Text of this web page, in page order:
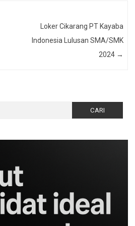
Loker Cikarang PT Kayaba
Indonesia Lulusan SMA/SMK
2024 →